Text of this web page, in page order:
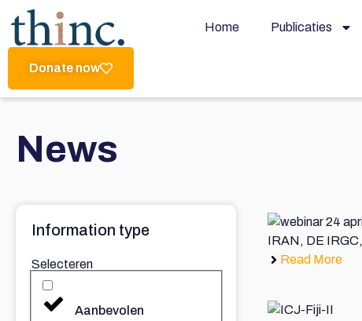
Home Publicaties
Donate now
News
Information type
Selecteren
Aanbevolen
IRAN, DE
Read More